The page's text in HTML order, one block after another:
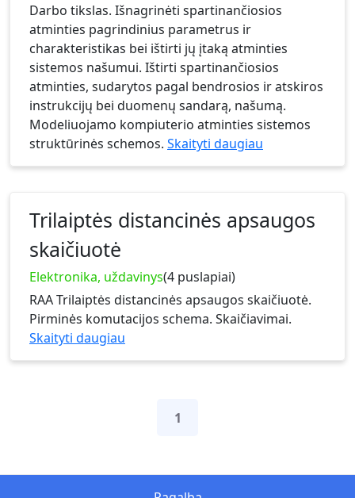
Darbo tikslas. Išnagrinėti spartinančiosios
atminties pagrindinius parametrus ir
charakteristikas bei ištirti jų įtaką atminties
sistemos našumui. Ištirti spartinančiosios
atminties, sudarytos pagal bendrosios ir atskiros
instrukcijų bei duomenų sandarą, našumą.
Modeliuojamo kompiuterio atminties sistemos
struktūrinės schemos. Skaityti daugiau
Trilaiptės distancinės apsaugos
skaičiuotė
Elektronika, uždavinys(4 puslapiai)
RAA Trilaiptės distancinės apsaugos skaičiuotė.
Pirminės komutacijos schema. Skaičiavimai.
Skaityti daugiau
1